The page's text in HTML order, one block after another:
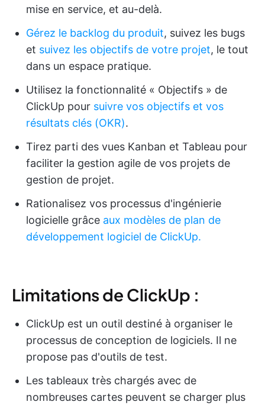
mise en service, et au-delà.
Gérez le backlog du produit, suivez les bugs
et suivez les objectifs de votre projet, le tout
dans un espace pratique.
Utilisez la fonctionnalité « Objectifs » de
ClickUp pour suivre vos objectifs et vos
résultats clés (OKR).
Tirez parti des vues Kanban et Tableau pour
faciliter la gestion agile de vos projets de
gestion de projet.
Rationalisez vos processus d'ingénierie
logicielle grâce aux modèles de plan de
développement logiciel de ClickUp.
Limitations de ClickUp :
ClickUp est un outil destiné à organiser le
processus de conception de logiciels. Il ne
propose pas d'outils de test.
Les tableaux très chargés avec de
nombreuses cartes peuvent se charger plus